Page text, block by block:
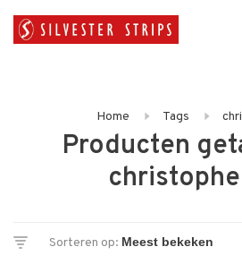
Home Tags
Producten
Sorteren op: